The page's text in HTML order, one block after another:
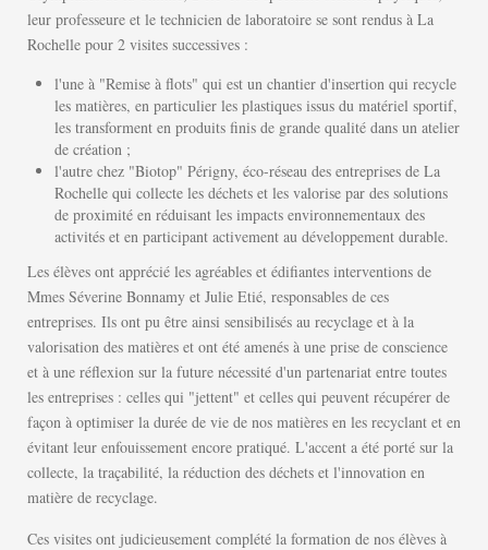
leur professeure et le technicien de laboratoire se sont rendus à La
Rochelle pour 2 visites successives :
l'une à "Remise à flots" qui est un chantier d'insertion qui recycle
les matières, en particulier les plastiques issus du matériel sportif,
les transforment en produits finis de grande qualité dans un atelier
de création ;
l'autre chez "Biotop" Périgny, éco-réseau des entreprises de La
Rochelle qui collecte les déchets et les valorise par des solutions
de proximité en réduisant les impacts environnementaux des
activités et en participant activement au développement durable.
Les élèves ont apprécié les agréables et édifiantes interventions de
Mmes Séverine Bonnamy et Julie Etié, responsables de ces
entreprises. Ils ont pu être ainsi sensibilisés au recyclage et à la
valorisation des matières et ont été amenés à une prise de conscience
et à une réflexion sur la future nécessité d'un partenariat entre toutes
les entreprises : celles qui "jettent" et celles qui peuvent récupérer de
façon à optimiser la durée de vie de nos matières en les recyclant et en
évitant leur enfouissement encore pratiqué. L'accent a été porté sur la
collecte, la traçabilité, la réduction des déchets et l'innovation en
matière de recyclage.
Ces visites ont judicieusement complété la formation de nos élèves à